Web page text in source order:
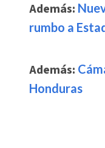
Además:
rumbo a
Además:
Honduras